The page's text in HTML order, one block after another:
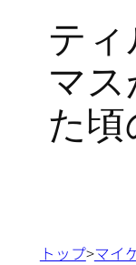
テ
マ
た
トップ>マイ